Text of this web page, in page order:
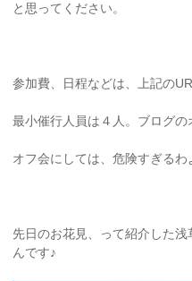
と思ってください。
参加費、日程などは、上記の
最小催行人員は４人。ブログ
オフ会にしては、危険すぎるわ
先日のお花見、って紹介した
んです♪